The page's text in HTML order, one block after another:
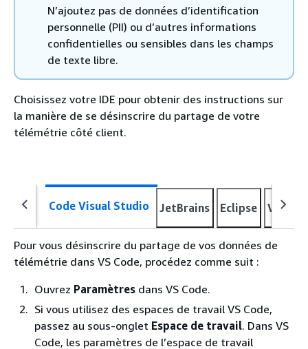
N’ajoutez pas de données d’identification
personnelle (PII) ou d’autres informations
confidentielles ou sensibles dans les champs
de texte libre.
Choisissez votre IDE pour obtenir des instructions sur
la manière de se désinscrire du partage de votre
télémétrie côté client.
Code Visual Studio JetBrains Eclipse Visual
Pour vous désinscrire du partage de vos données de
télémétrie dans VS Code, procédez comme suit :
Ouvrez Paramètres dans VS Code.
Si vous utilisez des espaces de travail VS Code,
passez au sous-onglet Espace de travail. Dans VS
Code, les paramètres de l’espace de travail